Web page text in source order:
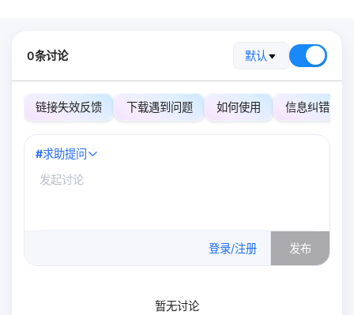
0条讨论 默认
链接失效反馈 下载遇到问题 如何使用 信息纠错
#求助提问
登录/注册 发布
暂无讨论